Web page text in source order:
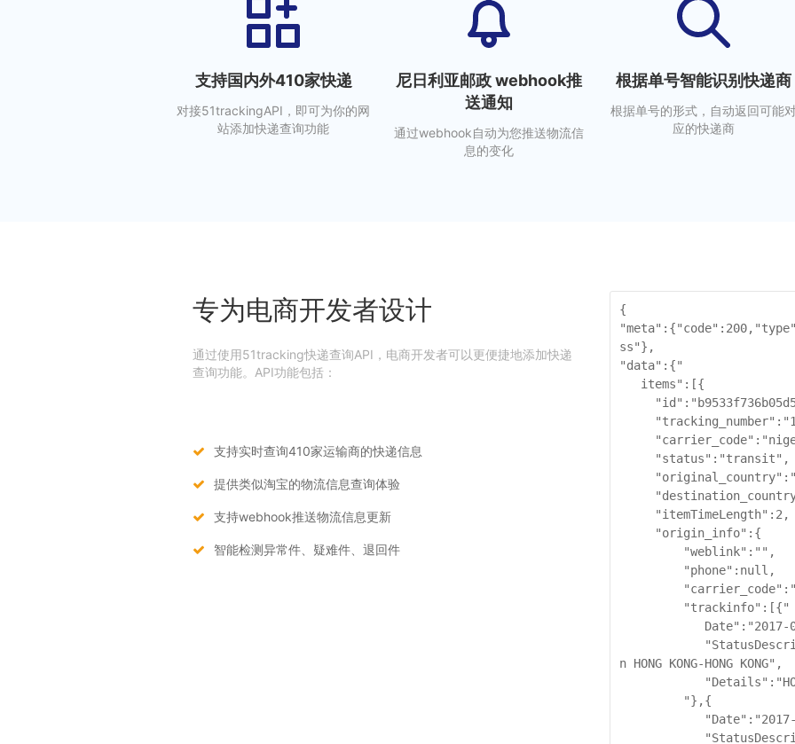
支持国内外410家快递
对接51trackingAPI，即可为你的网
站添加快递查询功能
尼日利亚邮政 webhook推
送通知
通过webhook自动为您推送物流信
息的变化
根据单号智能识别快递商
根据单号的形式，自动返回可能
应的快递商
专为电商开发者设计
通过使用51tracking快递查询API，电商开发者可以更便捷地添加快递
查询功能。API功能包括：
支持实时查询410家运输商的快递信息
提供类似淘宝的物流信息查询体验
支持webhook推送物流信息更新
智能检测异常件、疑难件、退回件
{
ss"},
"data":{"
n HONG KONG-HONG KONG",